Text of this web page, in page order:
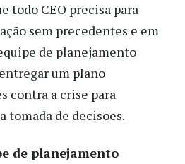
todo CEO precisa para
sem precedentes e em
de planejamento
um plano
contra a crise para
tomada de decisões.
de planejamento